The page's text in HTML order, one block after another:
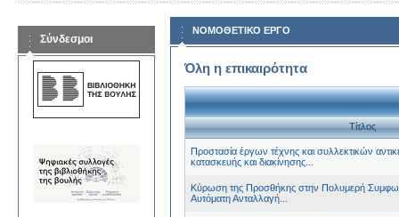
Σύνδεσμοι
ΝΟΜΟΘΕΤΙΚΟ ΕΡΓΟ
Όλη η επικαιρότητα
Τίτλος
Προστασία έργων τέχνης και συλλεκτικών
κατασκευής και διακίνησης...
Κύρωση της Προσθήκης στην Πολυμερή
Αυτόματη Ανταλλαγή...